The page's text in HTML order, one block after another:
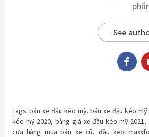
See
Tags:bán xe đầu kéo mỹ, bán xe đầu kéo mỹ
kéo mỹ 2020,bảng giá xe đầu kéo mỹ 2021,
cửa hàng mua bán xe cũ, đầu kéo